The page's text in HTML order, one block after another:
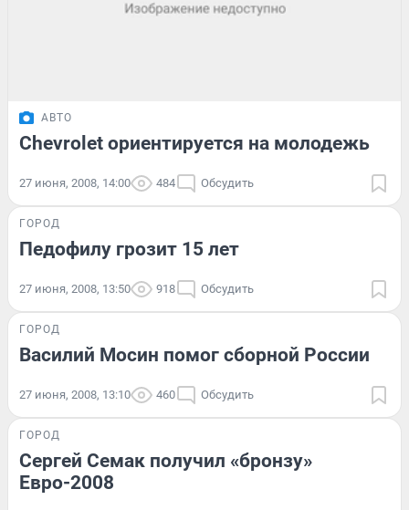
АВТО
Chevrolet ориентируется на молодежь
27 июня, 2008, 14:00 484 Обсудить
ГОРОД
Педофилу грозит 15 лет
27 июня, 2008, 13:50 918 Обсудить
ГОРОД
Василий Мосин помог сборной России
27 июня, 2008, 13:10 460 Обсудить
ГОРОД
Сергей Семак получил «бронзу»
Евро-2008